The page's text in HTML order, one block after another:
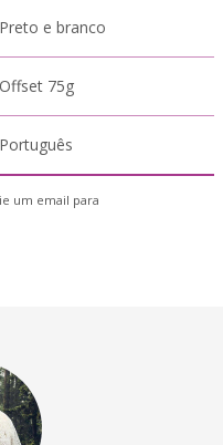
Preto e branco
Offset 75g
Português
um email para